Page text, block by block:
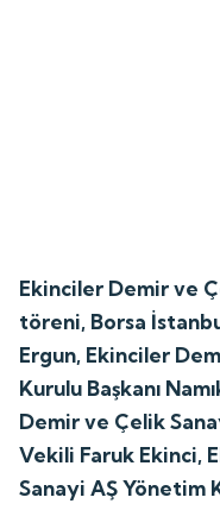
Ekinciler Demir ve
töreni, Borsa
Ergun, Ekinciler
Kurulu Başkanı
Demir ve Çelik
Vekili Faruk Ekinci,
Sanayi AŞ Yönetim